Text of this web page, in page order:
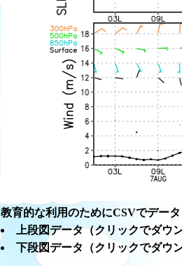
教育的な利用のためにCSVでデー
上段図データ（クリックでダウ
下段図データ（クリックでダウ